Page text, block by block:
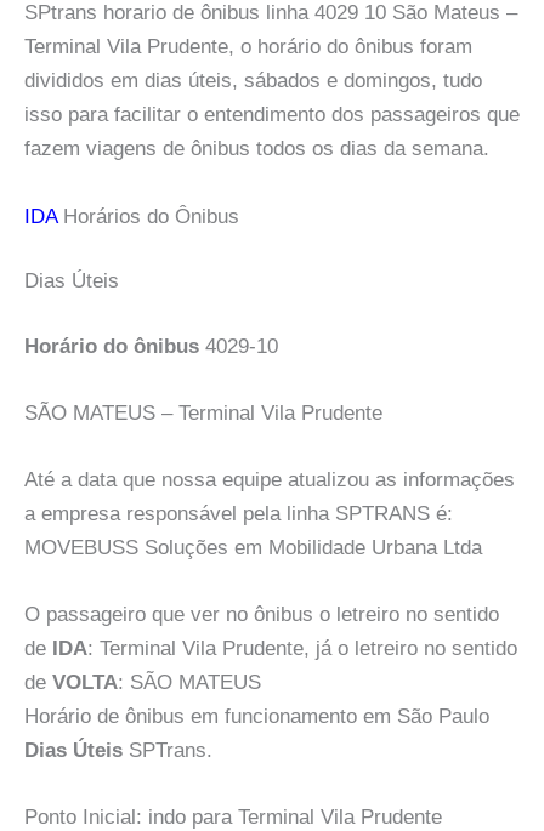
SPtrans horario de ônibus linha 4029 10 São Mateus –
Terminal Vila Prudente, o horário do ônibus foram
divididos em dias úteis, sábados e domingos, tudo
isso para facilitar o entendimento dos passageiros que
fazem viagens de ônibus todos os dias da semana.
IDAHorários do Ônibus
Dias Úteis
Horário do ônibus 4029-10
SÃO MATEUS – Terminal Vila Prudente
Até a data que nossa equipe atualizou as informações
a empresa responsável pela linha SPTRANS é:
MOVEBUSS Soluções em Mobilidade Urbana Ltda
O passageiro que ver no ônibus o letreiro no sentido
de
IDA: Terminal Vila Prudente, já o letreiro no sentido
de VOLTA: SÃO MATEUS
Horário de ônibus em funcionamento em São Paulo
Dias Úteis SPTrans.
Ponto Inicial: indo para Terminal Vila Prudente